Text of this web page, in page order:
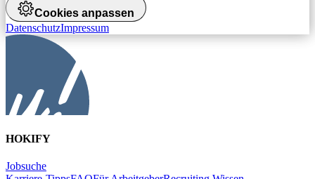
Cookies anpassen
DatenschutzImpressum
HOKIFY
Jobsuche